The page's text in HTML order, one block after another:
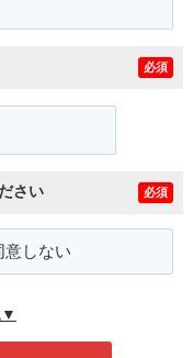
必須
さい 必須
意しない
▼